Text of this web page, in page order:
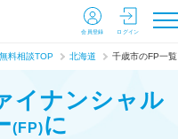
会員登録 ログイン
料相談TOP 北海道 千歳市のFP一覧
イナンシャル
(FP)に